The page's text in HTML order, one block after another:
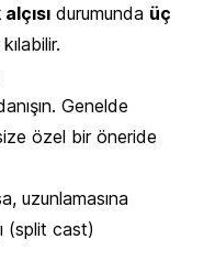
durumunda üç
Genelde
özel bir öneride
uzunlamasına
(split cast)